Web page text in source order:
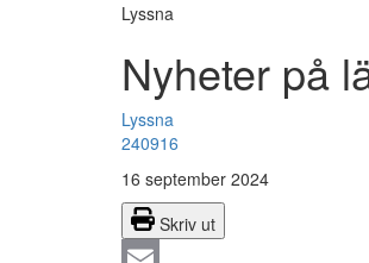
Lyssna
Nyheter på
Lyssna
240916
16 september 2024
Skriv ut